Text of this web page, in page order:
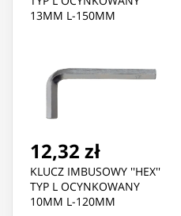
13MM L-150MM
12,32 zł
KLUCZ IMBUSOWY ''HEX''
TYP L OCYNKOWANY
10MM L-120MM